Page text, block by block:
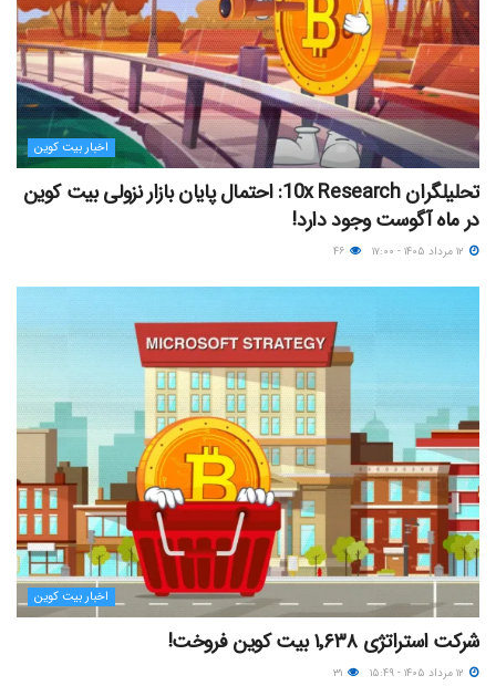
اخبار بیت کوین
تحلیلگران 10x Research: احتمال پایان بازار نزولی بیت کوین
در ماه آگوست وجود دارد!
اخبار بیت کوین
شرکت استراتژی ۱٬۶۳۸ بیت کوین فروخت!